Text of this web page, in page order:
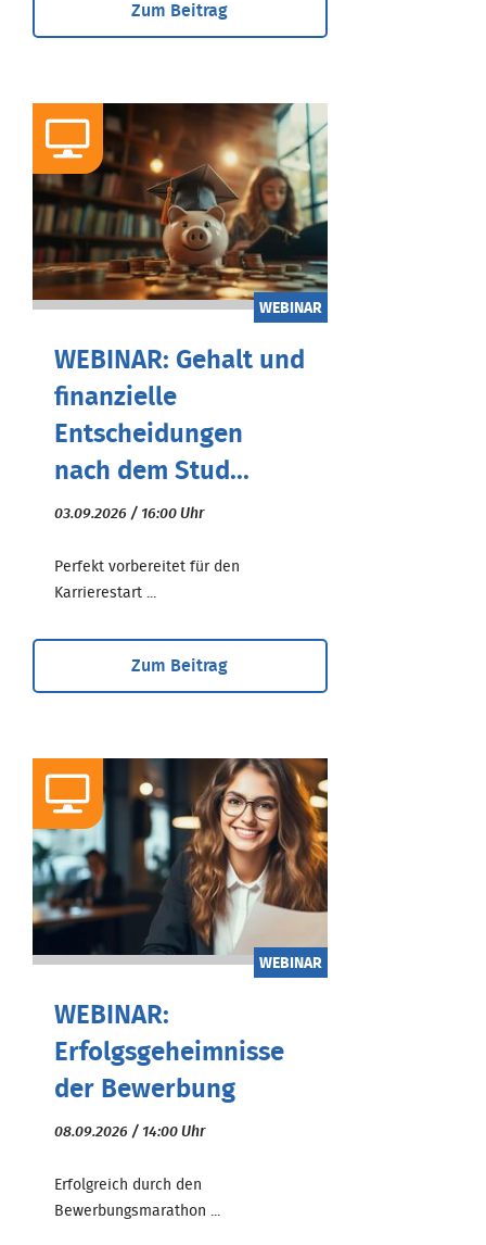
Zum Beitrag
WEBINAR
WEBINAR: Gehalt und
finanzielle
Entscheidungen
nach dem Stud...
03.09.2026 / 16:00 Uhr
Perfekt vorbereitet für den
Karrierestart ...
Zum Beitrag
WEBINAR
WEBINAR:
Erfolgsgeheimnisse
der Bewerbung
08.09.2026 / 14:00 Uhr
Erfolgreich durch den
Bewerbungsmarathon ...